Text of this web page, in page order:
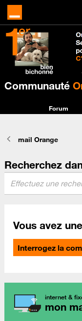
Communauté
Forum
mail Orange
Recherchez
Vous avez
Interrogez la
internet &
mon